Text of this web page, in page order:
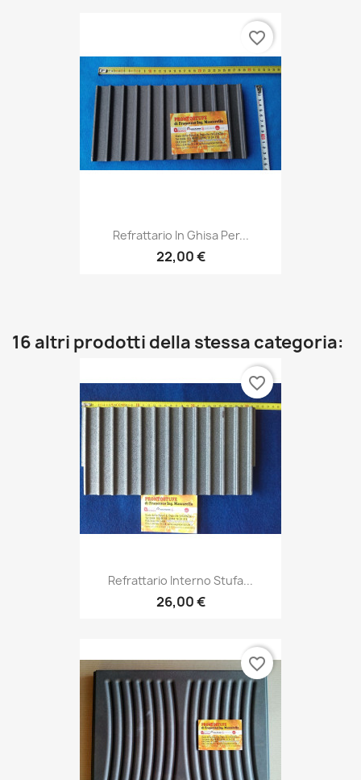
Refrattario In Ghisa Per...
22,00 €
favorite_border
16 altri prodotti della stessa categoria:
Refrattario Interno Stufa...
26,00 €
favorite_border
favorite_border